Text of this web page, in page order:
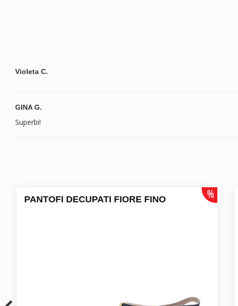
Violeta C.
GINA G.
Superbi!
PANTOFI DECUPATI FIORE FINO